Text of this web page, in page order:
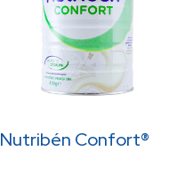
Nutribén Confort®